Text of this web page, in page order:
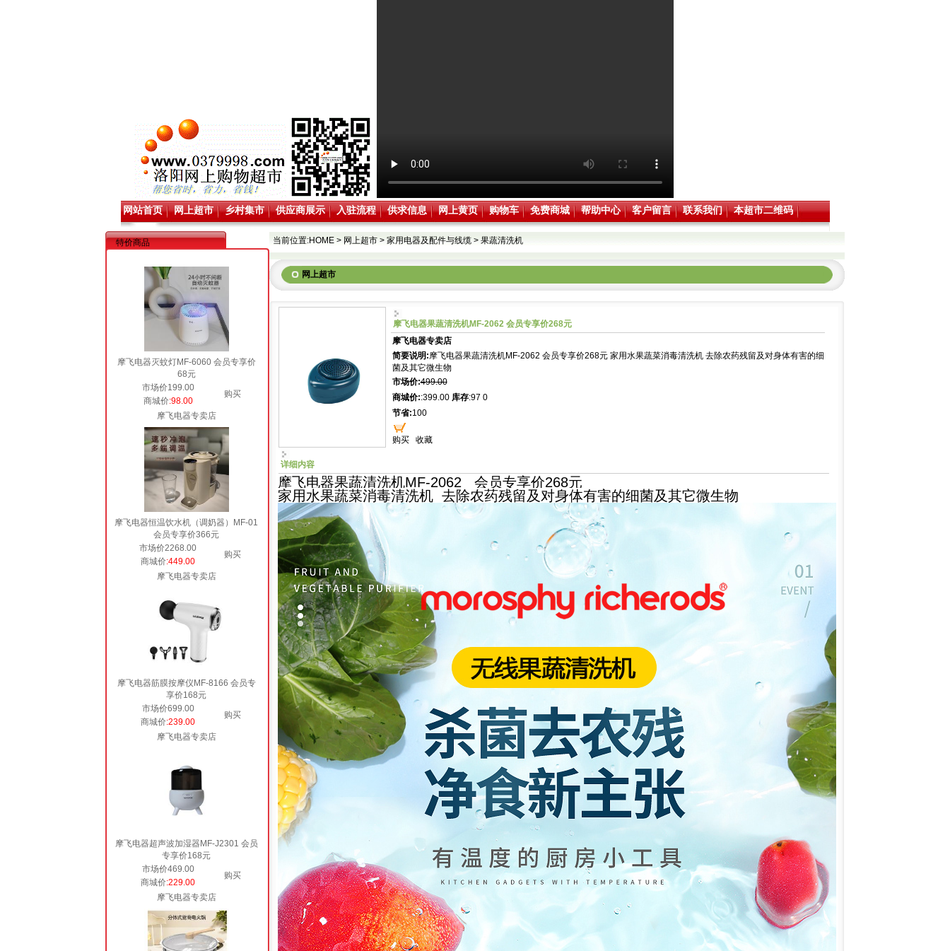
网站首页 网上超市 乡村集市 供应商展示 入驻流程 供求信息 网上黄页 购物车 免费商城 帮助中心 客户留言 联系我们 本超市二维码
特价商品
摩飞电器灭蚊灯MF-6060 会员专享价
68元
市场价199.00
购买
商城价:98.00
摩飞电器专卖店
摩飞电器恒温饮水机（调奶器）MF-01
会员专享价366元
市场价2268.00
购买
商城价:449.00
摩飞电器专卖店
摩飞电器筋膜按摩仪MF-8166 会员专
享价168元
市场价699.00
购买
商城价:239.00
摩飞电器专卖店
摩飞电器超声波加湿器MF-J2301 会员
专享价168元
市场价469.00
购买
商城价:229.00
摩飞电器专卖店
当前位置:HOME > 网上超市 > 家用电器及配件与线缆 > 果蔬清洗机
网上超市
摩飞电器果蔬清洗机MF-2062 会员专享价268元
摩飞电器专卖店
简要说明:摩飞电器果蔬清洗机MF-2062 会员专享价268元 家用水果蔬菜消毒清洗机 去除农药残留及对身体有害的细
菌及其它微生物
市场价:499.00
商城价::399.00 库存:97 0
节省:100
购买 收藏
详细内容
摩飞电器果蔬清洗机MF-2062 会员专享价268元
家用水果蔬菜消毒清洗机 去除农药残留及对身体有害的细菌及其它微生物